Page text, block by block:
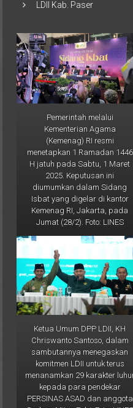
Pemerintah melalui
Kementerian Agama
(Kemenag) RI resmi
menetapkan 1 Ramadan 1446
H jatuh pada Sabtu, 1 Maret
2025. Keputusan ini
diumumkan dalam Sidang
Isbat yang digelar di kantor
Kemenag RI, Jakarta, pada
Jumat (28/2). Foto: LINES
Ketua Umum DPP LDII, KH
Chriswanto Santoso, dalam
sambutannya menegaskan
komitmen LDII untuk terus
menanamkan 29 karakter luhur
kepada para pendekar
PERSINAS ASAD dan anggota
Senkom Mitra Polri. Foto: LINES